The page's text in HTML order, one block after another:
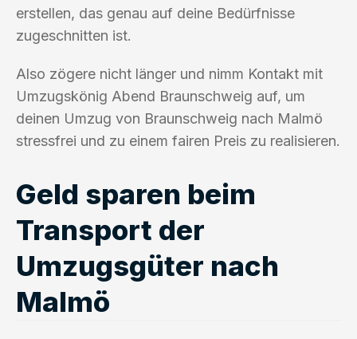
erstellen, das genau auf deine Bedürfnisse
zugeschnitten ist.
Also zögere nicht länger und nimm Kontakt mit
Umzugskönig Abend Braunschweig auf, um
deinen Umzug von Braunschweig nach Malmö
stressfrei und zu einem fairen Preis zu realisieren.
Geld sparen beim
Transport der
Umzugsgüter nach
Malmö